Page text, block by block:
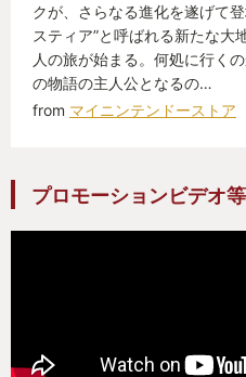
がゼルダだと思ってた」
ら、なんで『ゼルダの伝
がよくある。しかし今回
果たしていて、ちゃんと
いてゼルダの伝説のある
えるような内容で素晴ら
ゴンゾウは2008年にテレ
===
せっかくなのでもう少し
い。良かった点とそうで
OCTOPATH TRAVELER
やはりHD-2Dというビジ
いる。
クが、さらなる進化を遂げて
スティア”と呼ばれる新たな大
人の旅が始まる。何処に行く
の物語の主人公となるの…
from マイニンテンドーストア
プロモーションビデオ等